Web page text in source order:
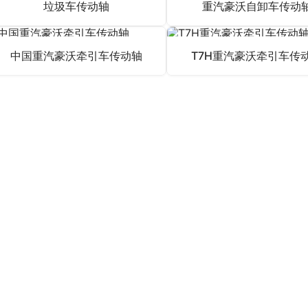
年度自主创新车系：豪沃T5G纯电没有人港牵车本次试运行
港安全作业负荷下建立了智能驾驶的新提升，一起也为海港
的实践活动计划方案，更加推动在我国翠绿色智能物流改革创